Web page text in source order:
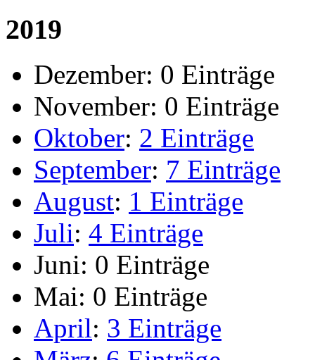
2019
Dezember: 0 Einträge
November: 0 Einträge
Oktober: 2 Einträge
September: 7 Einträge
August: 1 Einträge
Juli: 4 Einträge
Juni: 0 Einträge
Mai: 0 Einträge
April: 3 Einträge